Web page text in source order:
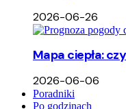
2026-06-26
Mapa ciepła:
2026-06-06
Poradniki
Po godzinach